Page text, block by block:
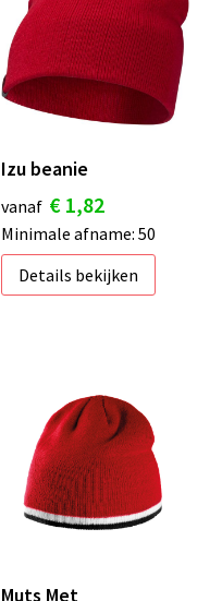
Izu beanie
vanaf € 1,82
Minimale afname: 50
Details bekijken
Muts Met